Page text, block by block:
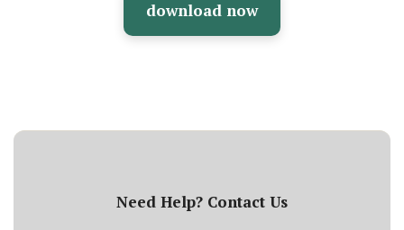
download now
Need Help? Contact Us